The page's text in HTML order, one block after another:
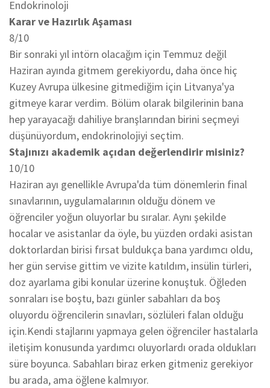
Endokrinoloji
Karar ve Hazırlık Aşaması
8/10
Bir sonraki yıl intörn olacağım için Temmuz değil
Haziran ayında gitmem gerekiyordu, daha önce hiç
Kuzey Avrupa ülkesine gitmediğim için Litvanya'ya
gitmeye karar verdim. Bölüm olarak bilgilerinin bana
hep yarayacağı dahiliye branşlarından birini seçmeyi
düşünüyordum, endokrinolojiyi seçtim.
Stajınızı akademik açıdan değerlendirir misiniz?
10/10
Haziran ayı genellikle Avrupa'da tüm dönemlerin final
sınavlarının, uygulamalarının olduğu dönem ve
öğrenciler yoğun oluyorlar bu sıralar. Aynı şekilde
hocalar ve asistanlar da öyle, bu yüzden ordaki asistan
doktorlardan birisi fırsat buldukça bana yardımcı oldu,
her gün servise gittim ve vizite katıldım, insülin türleri,
doz ayarlama gibi konular üzerine konuştuk. Öğleden
sonraları ise boştu, bazı günler sabahları da boş
oluyordu öğrencilerin sınavları, sözlüleri falan olduğu
için.Kendi stajlarını yapmaya gelen öğrenciler hastalarla
iletişim konusunda yardımcı oluyorlardı orada oldukları
süre boyunca. Sabahları biraz erken gitmeniz gerekiyor
bu arada, ama öğlene kalmıyor.